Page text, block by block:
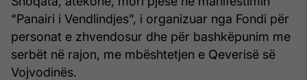
“Panairi i Vendlindjes”, i organizuar nga Fondi për
personat e zhvendosur dhe për bashkëpunim me
serbët në rajon, me mbështetjen e Qeverisë së
Vojvodinës.